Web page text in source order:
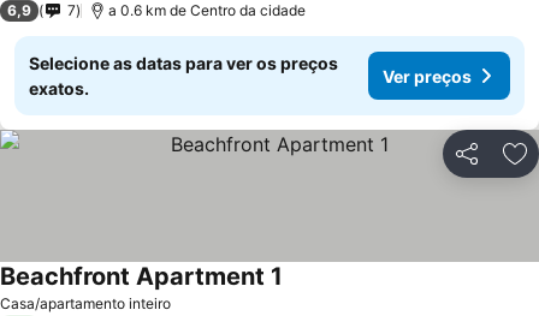
6,9 7 a 0.6 km de Centro da cidade
Selecione as datas para ver os preços
exatos.
Ver preços
Partilhar
Casa/apartamento inteiro
Beachfront Apartment 1